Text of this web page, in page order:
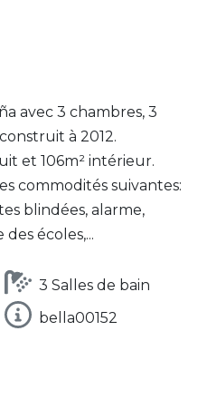
avec 3 chambres, 3
à 2012.
et 106m² intérieur.
commodités suivantes:
blindées, alarme,
écoles,...
3 Salles de bain
bella00152